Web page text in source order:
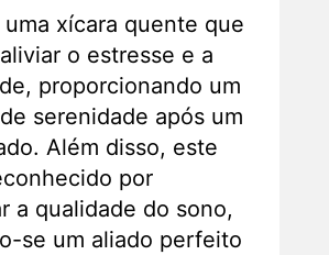
adicional
(0)
xícara quente que
o estresse e a
proporcionando um
serenidade após um
Além disso, este
por
a qualidade do sono,
se um aliado perfeito